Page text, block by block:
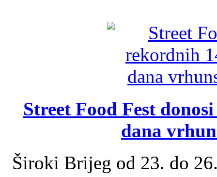
Street Food Fest
dana
Široki Brijeg od 23. do